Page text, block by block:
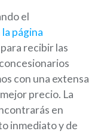
el
página
recibir las
con una extensa
precio. La
en
inmediato y de